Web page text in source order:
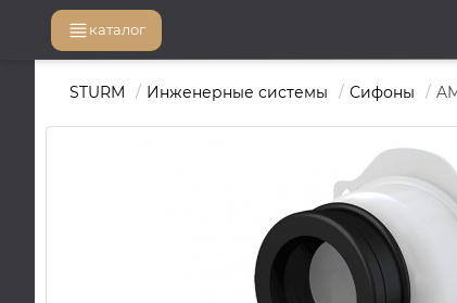
каталог
STURM Инженерные системы Сифоны